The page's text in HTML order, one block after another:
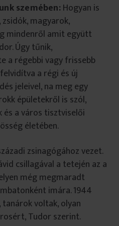
szemében: Hogyan is
magyarok,
mindenről amit együtt
Úgy tűnik,
a régebbi vagy frissebb
a régi és új
jeleivel, na meg egy
épületekről is szól,
a város tisztviselői
életében.
zsinagógához vezet.
csillagával a tetején az a
még megmaradt
imára. 1944
voltak, olyan
Tudor szerint.